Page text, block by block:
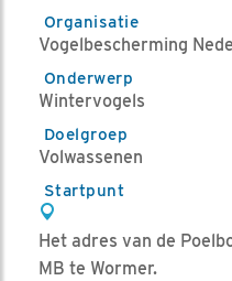
Organisatie
Vogelbescherming
Onderwerp
Wintervogels
Doelgroep
Volwassenen
Startpunt
Het adres van de
MB te Wormer.